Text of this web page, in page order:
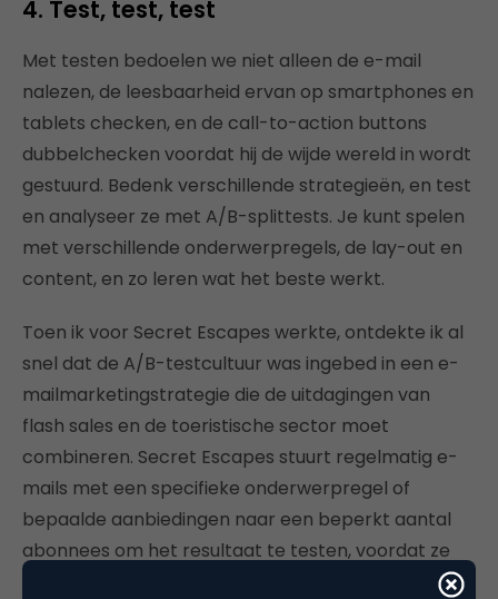
4. Test, test, test
Met testen bedoelen we niet alleen de e-mail
nalezen, de leesbaarheid ervan op smartphones en
tablets checken, en de call-to-action buttons
dubbelchecken voordat hij de wijde wereld in wordt
gestuurd. Bedenk verschillende strategieën, en test
en analyseer ze met A/B-splittests. Je kunt spelen
met verschillende onderwerpregels, de lay-out en
content, en zo leren wat het beste werkt.
Toen ik voor Secret Escapes werkte, ontdekte ik al
snel dat de A/B-testcultuur was ingebed in een e-
mailmarketingstrategie die de uitdagingen van
flash sales en de toeristische sector moet
combineren. Secret Escapes stuurt regelmatig e-
mails met een specifieke onderwerpregel of
bepaalde aanbiedingen naar een beperkt aantal
abonnees om het resultaat te testen, voordat ze
naar de hele mailinglijst worden verzonden. Zo blijf